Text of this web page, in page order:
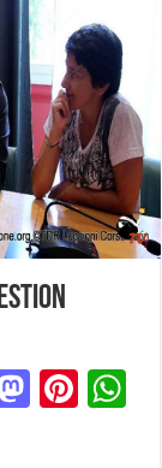
M
Pi